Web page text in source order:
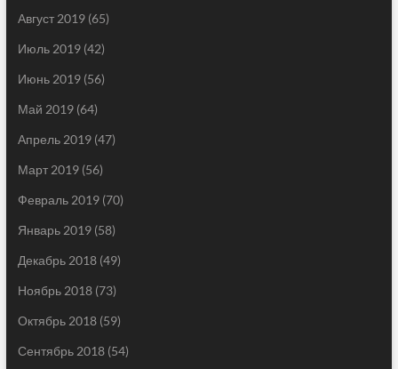
Август 2019(65)
Июль 2019(42)
Июнь 2019(56)
Май 2019(64)
Апрель 2019(47)
Март 2019(56)
Февраль 2019(70)
Январь 2019(58)
Декабрь 2018(49)
Ноябрь 2018(73)
Октябрь 2018(59)
Сентябрь 2018(54)